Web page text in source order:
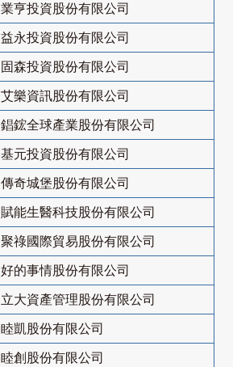
業亨投資股份有限公司
益永投資股份有限公司
固森投資股份有限公司
艾樂資訊股份有限公司
錩鋐全球產業股份有限公司
基元投資股份有限公司
傳奇城堡股份有限公司
賦能生醫科技股份有限公司
聚祿國際貿易股份有限公司
好的事情股份有限公司
立大資產管理股份有限公司
睦凱股份有限公司
睦創股份有限公司